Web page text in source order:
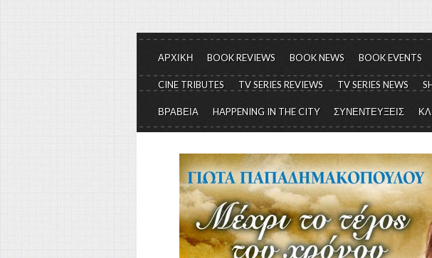
ΑΡΧΙΚΗ BOOK REVIEWS BOOK NEWS BOOK EVENTS
CINE TRIBUTES TV SERIES REVIEWS TV SERIES NEWS
ΒΡΑΒΕΙΑ HAPPENING IN THE CITY ΣΥΝΕΝΤΕΥΞΕΙΣ